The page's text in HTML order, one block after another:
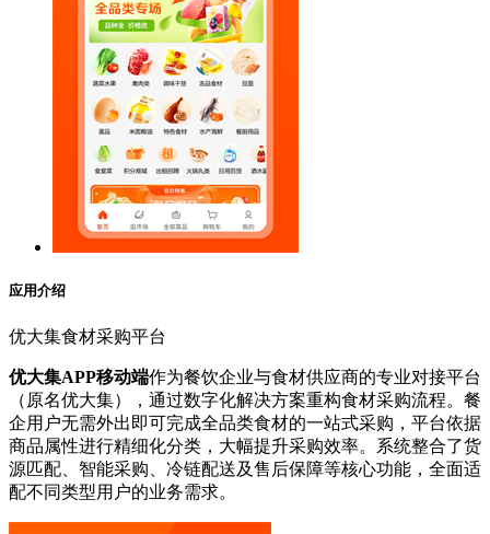
应用介绍
优大集食材采购平台
优大集APP移动端作为餐饮企业与食材供应商的专业对接平台
（原名优大集），通过数字化解决方案重构食材采购流程。餐
企用户无需外出即可完成全品类食材的一站式采购，平台依据
商品属性进行精细化分类，大幅提升采购效率。系统整合了货
源匹配、智能采购、冷链配送及售后保障等核心功能，全面适
配不同类型用户的业务需求。